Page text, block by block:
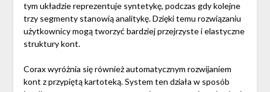
tym układzie reprezentuje syntetykę, podczas gdy kolejne
trzy segmenty stanowią analitykę. Dzięki temu rozwiązaniu
użytkownicy mogą tworzyć bardziej przejrzyste i elastyczne
struktury kont.
Corax wyróżnia się również automatycznym rozwijaniem
kont z przypiętą kartoteką. System ten działa w sposób